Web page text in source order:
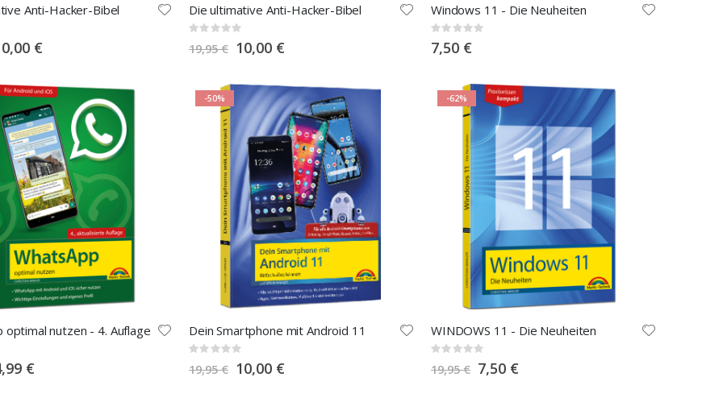
Anti-Hacker-Bibel
€
Die ultimative Anti-Hacker-Bibel
Rating:
0%
19,95 € Special
Price
10,00 €
Windows 11 - Die Neuheiten
Rating:
0%
7,50 €
optimal nutzen - 4. Auflage
€
-50%
Dein Smartphone mit Android 11
Rating:
0%
19,95 € Special
Price
10,00 €
-62%
WINDOWS 11 - Die Neuheiten
Rating:
0%
19,95 € Special
Price
7,50 €